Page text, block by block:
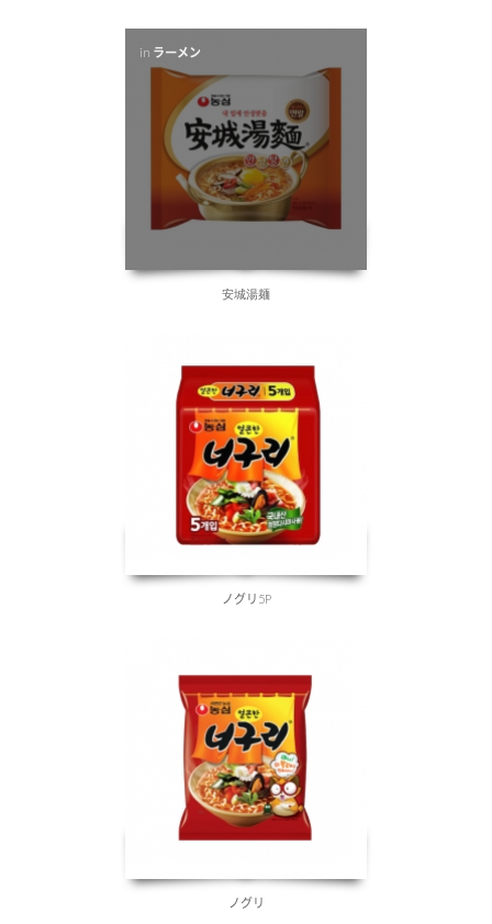
in ラーメン
安城湯麺
ノグリ5P
ノグリ